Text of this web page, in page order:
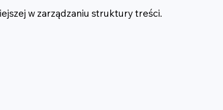
w zarządzaniu struktury treści.